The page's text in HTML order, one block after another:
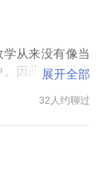
育培训行业经
数学、微积分
学；
重塑信心；
个什么样的心
里没底；
一对一辅导学生
清华、中大等，
有独到的见解。
心；
从来没有像当
因此，数学作
度；
展开全部
32人约聊过